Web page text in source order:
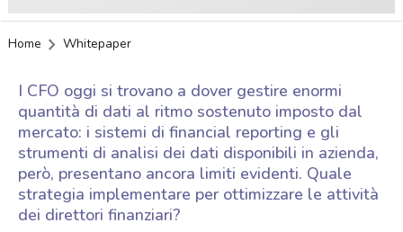
Home Whitepaper
I CFO oggi si trovano a dover gestire enormi
quantità di dati al ritmo sostenuto imposto dal
mercato: i sistemi di financial reporting e gli
strumenti di analisi dei dati disponibili in azienda,
però, presentano ancora limiti evidenti. Quale
strategia implementare per ottimizzare le attività
dei direttori finanziari?